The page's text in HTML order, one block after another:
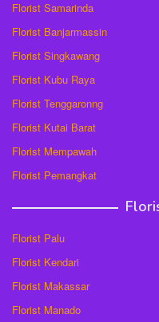
Florist Samarinda
Florist Banjarmassin
Florist Singkawang
Florist Kubu Raya
Florist Tenggaronng
Florist Kutai Barat
Florist Mempawah
Florist Pemangkat
Florist Palu
Florist Kendari
Florist Makassar
Florist Manado